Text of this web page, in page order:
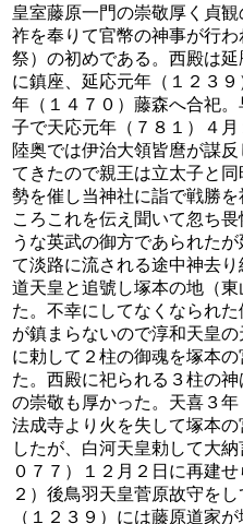
皇室藤原一門の崇敬厚く貞
祚を奉りて官幣の神事が行
祭）の初めである。西殿は
に鎮座、延応元年（１２３
年（１４７０）藤森へ合祀
子で天応元年（７８１）４
陸奥では伊治大領皆麿が謀
てきたので親王は立太子と
勢を催し当神社に詣で戦勝
ころこれを伝え聞いて忽ち
うな英武の御方であられた
て淡路に流される途中神去
道天皇と追號し塚本の地（
た。不幸にしてなくなられ
が鎮まらないので淳和天皇
に勅して２柱の御魂を塚本
た。西殿に祀られる３柱の
の崇敬も厚かった。天喜３
法成寺より火を失して塚本
したが、白河天皇勅して大
０７７）１２月２日に再建
２）後鳥羽天皇菅原故守を
（１２３９）には藤原道家